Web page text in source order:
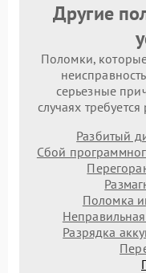
Другие
Поломки,
серьезные
случаях
Разбитый
Сбой
Поломка
Разрядка